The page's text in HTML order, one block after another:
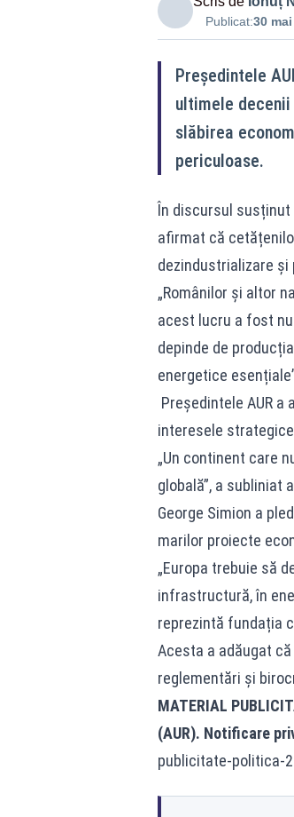
Publicat:30
Președintele
ultimele decenii
slăbirea
periculoase.
În discursul susținut
afirmat că
dezindustrializare
„Românilor și altor
acest lucru a fost
depinde de
energetice
Președintele AUR
interesele
„Un continent care
globală”, a subliniat
George Simion a
marilor proiecte
„Europa trebuie să
infrastructură, în
reprezintă fundația
Acesta a adăugat
reglementări și
MATERIAL
(AUR). Notificare
publicitate-politica-